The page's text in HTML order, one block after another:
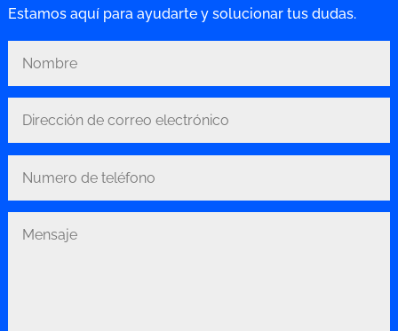
Estamos aquí para ayudarte y solucionar tus dudas.